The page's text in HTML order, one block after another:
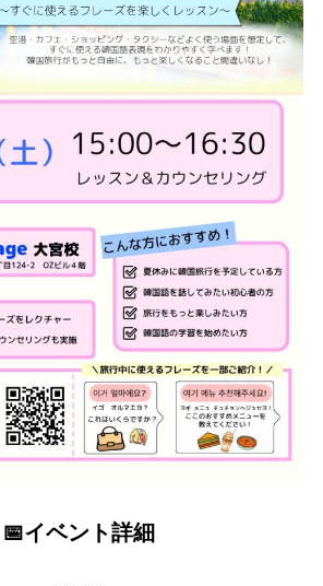
📅イベント詳細